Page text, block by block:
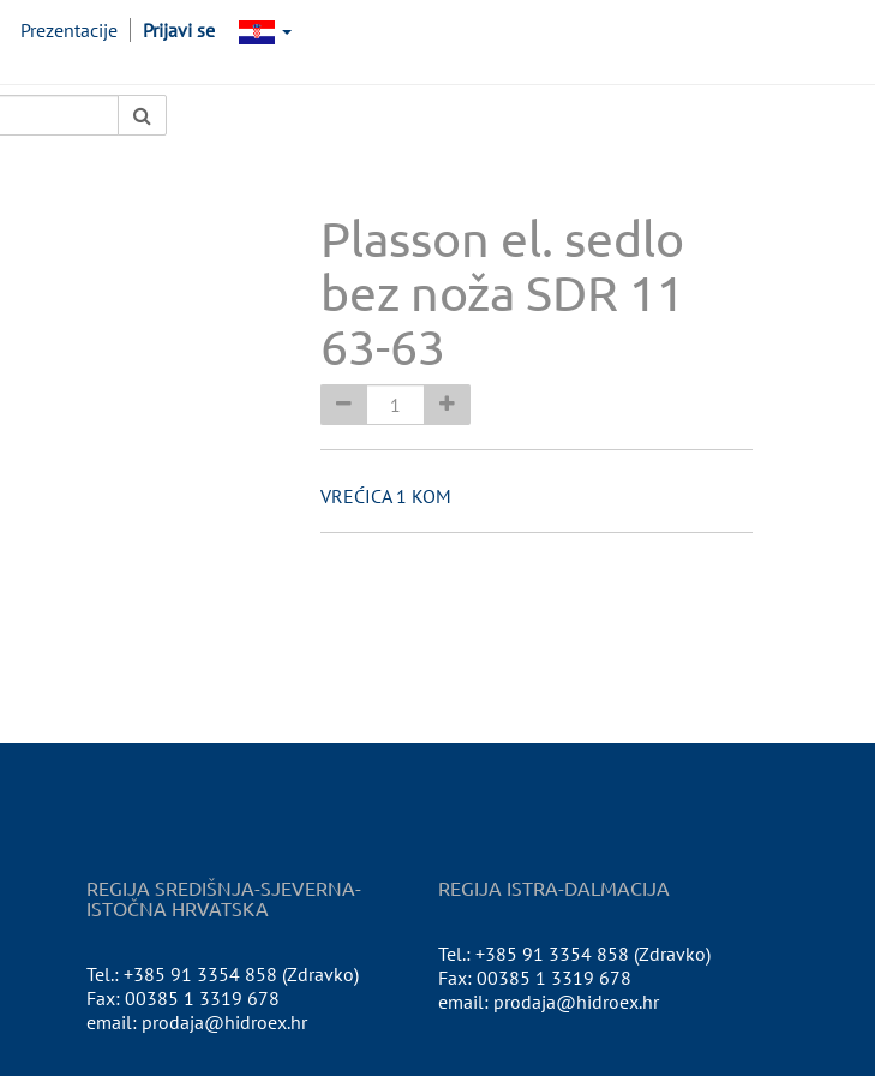
Prezentacije Prijavi se
Plasson el. sedlo
bez noža SDR 11
63-63
VREĆICA 1 KOM
REGIJA SREDIŠNJA-SJEVERNA-
ISTOČNA HRVATSKA
Tel.: +385 91 3354 858 (Zdravko)
Fax: 00385 1 3319 678
email: prodaja@hidroex.hr
REGIJA ISTRA-DALMACIJA
Tel.: +385 91 3354 858 (Zdravko)
Fax: 00385 1 3319 678
email: prodaja@hidroex.hr